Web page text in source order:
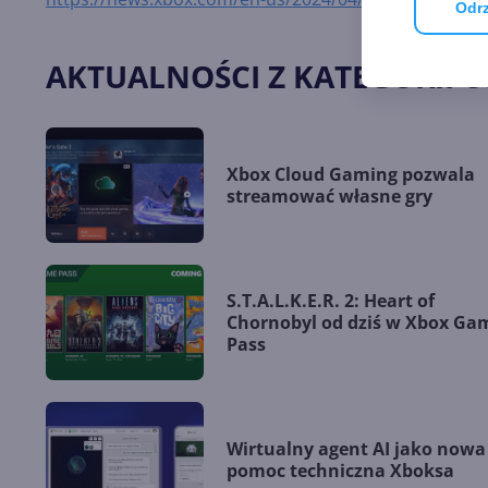
AKTUALNOŚCI Z KATEGORII
Xbox Cloud Gaming pozwala
streamować własne gry
S.T.A.L.K.E.R. 2: Heart of
Chornobyl od dziś w Xbox
Pass
Wirtualny agent AI jako nowa
pomoc techniczna Xboksa